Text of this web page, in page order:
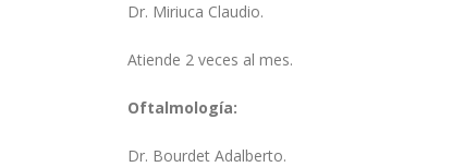
Dr. Miriuca Claudio.
Atiende 2 veces al mes.
Oftalmología:
Dr. Bourdet Adalberto.